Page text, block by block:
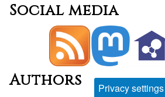
Social media
Authors Privacy settings